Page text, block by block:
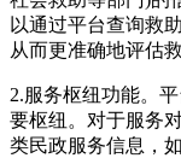
以通过平台查询救
从而更准确地评估
2.服务枢纽功能。
要枢纽。对于服务
类民政服务信息，